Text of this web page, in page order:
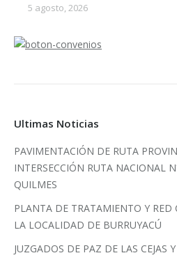
5 agosto, 2026
Ultimas Noticias
PAVIMENTACIÓN DE RUTA
INTERSECCIÓN RUTA NACIONAL
QUILMES
PLANTA DE TRATAMIENTO Y RED
LA LOCALIDAD DE BURRUYACÚ
JUZGADOS DE PAZ DE LAS CEJAS